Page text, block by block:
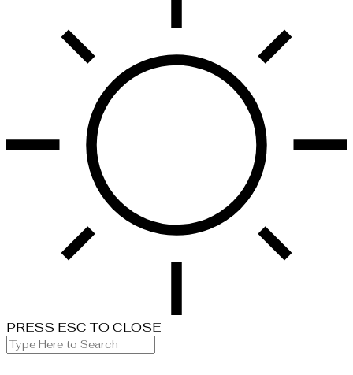
PRESS ESC TO CLOSE